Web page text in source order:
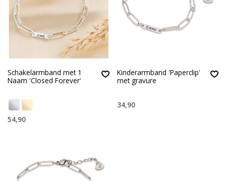
Schakelarmband met 1
Naam 'Closed Forever'
54,90
Kinderarmband 'Paperclip'
met gravure
34,90